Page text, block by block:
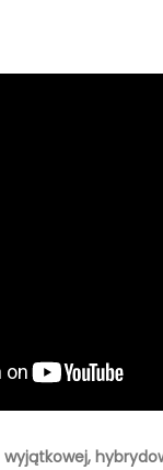
wyjątkowej,